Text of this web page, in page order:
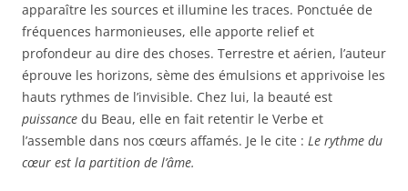
apparaître les sources et illumine les traces. Ponctuée de
fréquences harmonieuses, elle apporte relief et
profondeur au dire des choses. Terrestre et aérien, l’auteur
éprouve les horizons, sème des émulsions et apprivoise les
hauts rythmes de l’invisible. Chez lui, la beauté est
puissance du Beau, elle en fait retentir le Verbe et
l’assemble dans nos cœurs affamés. Je le cite : Le rythme du
cœur est la partition de l’âme.